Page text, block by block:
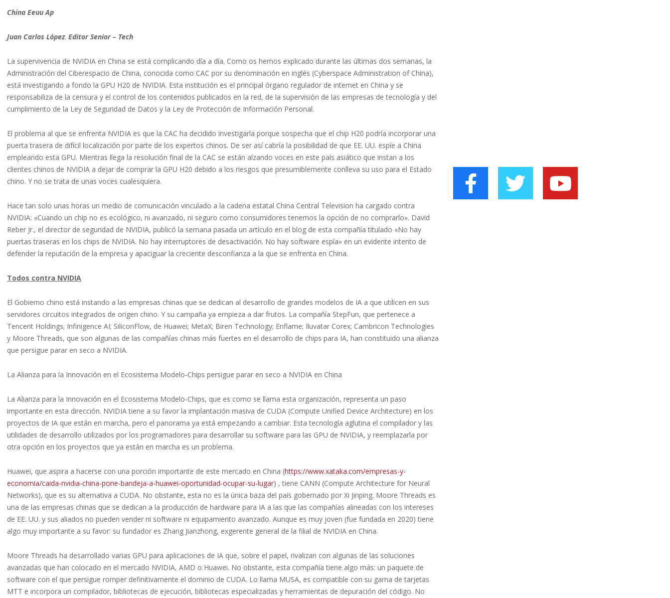
China Eeuu Ap
Juan Carlos López. Editor Senior – Tech
La supervivencia de NVIDIA en China se está complicando día a día. Como os hemos explicado durante las últimas dos semanas, la
Administración del Ciberespacio de China, conocida como CAC por su denominación en inglés (Cyberspace Administration of China),
está investigando a fondo la GPU H20 de NVIDIA. Esta institución es el principal órgano regulador de internet en China y se
responsabiliza de la censura y el control de los contenidos publicados en la red, de la supervisión de las empresas de tecnología y del
cumplimiento de la Ley de Seguridad de Datos y la Ley de Protección de Información Personal.
El problema al que se enfrenta NVIDIA es que la CAC ha decidido investigarla porque sospecha que el chip H20 podría incorporar una
puerta trasera de difícil localización por parte de los expertos chinos. De ser así cabría la posibilidad de que EE. UU. espíe a China
empleando esta GPU. Mientras llega la resolución final de la CAC se están alzando voces en este país asiático que instan a los
clientes chinos de NVIDIA a dejar de comprar la GPU H20 debido a los riesgos que presumiblemente conlleva su uso para el Estado
chino. Y no se trata de unas voces cualesquiera.
Hace tan solo unas horas un medio de comunicación vinculado a la cadena estatal China Central Television ha cargado contra
NVIDIA: «Cuando un chip no es ecológico, ni avanzado, ni seguro como consumidores tenemos la opción de no comprarlo». David
Reber Jr., el director de seguridad de NVIDIA, publicó la semana pasada un artículo en el blog de esta compañía titulado «No hay
puertas traseras en los chips de NVIDIA. No hay interruptores de desactivación. No hay software espía» en un evidente intento de
defender la reputación de la empresa y apaciguar la creciente desconfianza a la que se enfrenta en China.
Todos contra NVIDIA
El Gobierno chino está instando a las empresas chinas que se dedican al desarrollo de grandes modelos de IA a que utilicen en sus
servidores circuitos integrados de origen chino. Y su campaña ya empieza a dar frutos. La compañía StepFun, que pertenece a
Tencent Holdings; Infinigence AI; SiliconFlow, de Huawei; MetaX; Biren Technology; Enflame; Iluvatar Corex; Cambricon Technologies
y Moore Threads, que son algunas de las compañías chinas más fuertes en el desarrollo de chips para IA, han constituido una alianza
que persigue parar en seco a NVIDIA.
La Alianza para la Innovación en el Ecosistema Modelo-Chips persigue parar en seco a NVIDIA en China
La Alianza para la Innovación en el Ecosistema Modelo-Chips, que es como se llama esta organización, representa un paso
importante en esta dirección. NVIDIA tiene a su favor la implantación masiva de CUDA (Compute Unified Device Architecture) en los
proyectos de IA que están en marcha, pero el panorama ya está empezando a cambiar. Esta tecnología aglutina el compilador y las
utilidades de desarrollo utilizados por los programadores para desarrollar su software para las GPU de NVIDIA, y reemplazarla por
otra opción en los proyectos que ya están en marcha es un problema.
Huawei, que aspira a hacerse con una porción importante de este mercado en China (https://www.xataka.com/empresas-y-
economia/caida-nvidia-china-pone-bandeja-a-huawei-oportunidad-ocupar-su-lugar) , tiene CANN (Compute Architecture for Neural
Networks), que es su alternativa a CUDA. No obstante, esta no es la única baza del país gobernado por Xi Jinping. Moore Threads es
una de las empresas chinas que se dedican a la producción de hardware para IA a las que las compañías alineadas con los intereses
de EE. UU. y sus aliados no pueden vender ni software ni equipamiento avanzado. Aunque es muy joven (fue fundada en 2020) tiene
algo muy importante a su favor: su fundador es Zhang Jianzhong, exgerente general de la filial de NVIDIA en China.
Moore Threads ha desarrollado varias GPU para aplicaciones de IA que, sobre el papel, rivalizan con algunas de las soluciones
avanzadas que han colocado en el mercado NVIDIA, AMD o Huawei. No obstante, esta compañía tiene algo más: un paquete de
software con el que persigue romper definitivamente el dominio de CUDA. Lo llama MUSA, es compatible con su gama de tarjetas
MTT e incorpora un compilador, bibliotecas de ejecución, bibliotecas especializadas y herramientas de depuración del código. No